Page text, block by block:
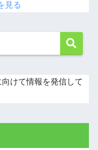
見る
けて情報を発信して